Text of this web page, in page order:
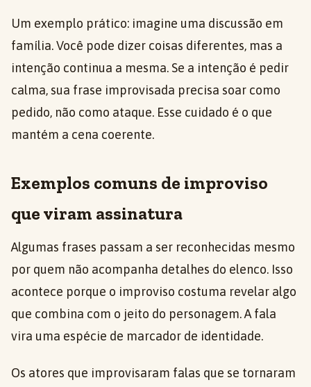
Um exemplo prático: imagine uma discussão em
família. Você pode dizer coisas diferentes, mas a
intenção continua a mesma. Se a intenção é pedir
calma, sua frase improvisada precisa soar como
pedido, não como ataque. Esse cuidado é o que
mantém a cena coerente.
Exemplos comuns de improviso
que viram assinatura
Algumas frases passam a ser reconhecidas mesmo
por quem não acompanha detalhes do elenco. Isso
acontece porque o improviso costuma revelar algo
que combina com o jeito do personagem. A fala
vira uma espécie de marcador de identidade.
Os atores que improvisaram falas que se tornaram